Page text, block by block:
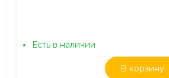
Есть в наличии
В корзину